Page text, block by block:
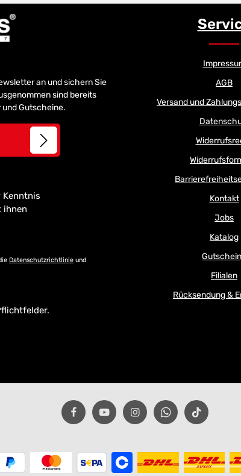
an und sichern Sie
sind bereits
und Gutscheine.
Kenntnis
ihnen
Datenschutzrichtlinie und
AGB
Versand und
Kontakt
Jobs
Katalog
Filialen
Rücksendung &